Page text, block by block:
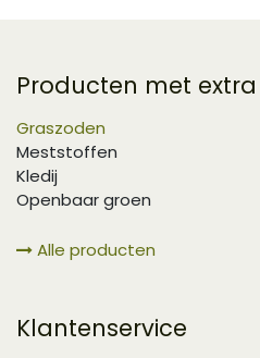
Producten met
Graszoden
Meststoffen
Kledij
Openbaar groen
Alle producten
Klantenservice